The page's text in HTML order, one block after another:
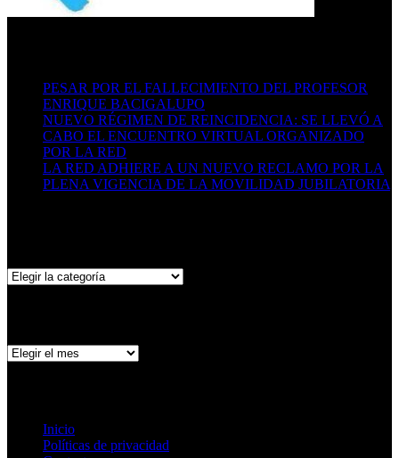
PESAR POR EL FALLECIMIENTO DEL PROFESOR
ENRIQUE BACIGALUPO
NUEVO RÉGIMEN DE REINCIDENCIA: SE LLEVÓ A
CABO EL ENCUENTRO VIRTUAL ORGANIZADO
POR LA RED
LA RED ADHIERE A UN NUEVO RECLAMO POR LA
PLENA VIGENCIA DE LA MOVILIDAD JUBILATORIA
Categorías
Archivo
Inicio
Políticas de privacidad